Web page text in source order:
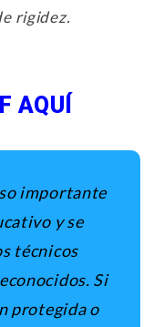
rigidez.
AQUÍ
importante
y se
técnicos
Si
protegida o